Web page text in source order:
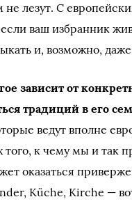
не лезут. С
ваш избранник
и, возможно,
зависит от
традиций в его
ведут вполне
того, к чему мы и так
оказаться
Küche, Kirche —